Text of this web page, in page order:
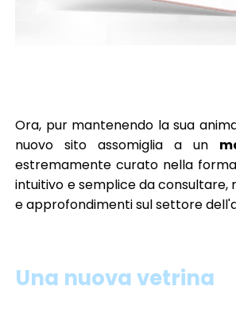
Ora, pur mantenendo la sua
nuovo sito assomiglia a un
estremamente curato nella
intuitivo e semplice da consultare,
e approfondimenti sul settore
Una nuova vetrina